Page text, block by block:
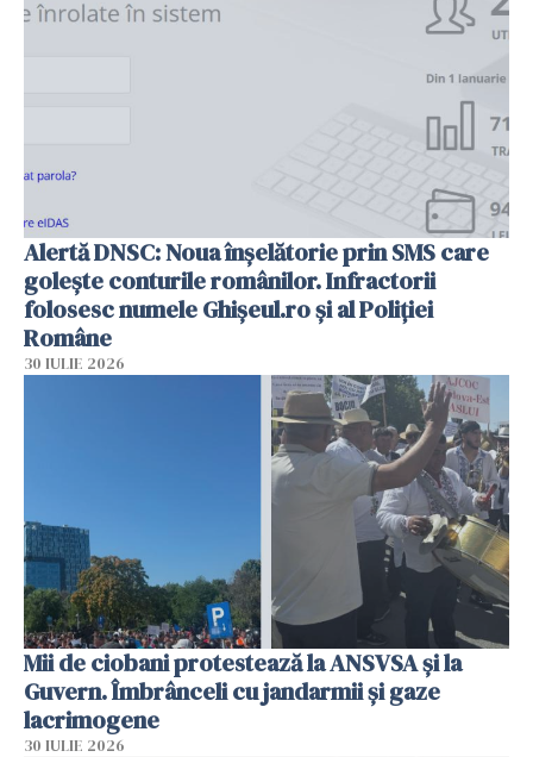
Alertă DNSC: Noua înșelătorie prin SMS care
golește conturile românilor. Infractorii
folosesc numele Ghișeul.ro și al Poliției
Române
30 IULIE 2026
Mii de ciobani protestează la ANSVSA și la
Guvern. Îmbrânceli cu jandarmii și gaze
lacrimogene
30 IULIE 2026